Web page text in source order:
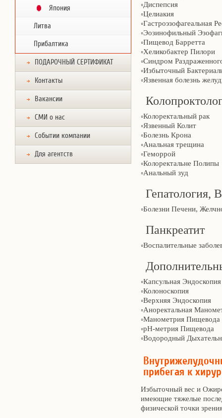
Япония
Литва
Прибалтика
ПОДАРОЧНЫЙ СЕРТИФИКАТ
Контакты
Вакансии
СМИ о нас
Событии компании
Для агентств
◦Диспепсия
◦Целиакия
◦Гастроэзофагеальная
◦Эозинофильный
◦Пищевод Барретта
◦Хеликобактер Пилори
◦Синдром
◦Избыточный
◦Язвенная болезнь
◦Колоректальный рак
◦Язвенный Колит
◦Болезнь Крона
◦Анальная трещина
◦Геморрой
◦Колоректальне Полипы
◦Анальный зуд
Гепатология,
◦Болезни Печени,
Панкреатит
◦Воспалительные
◦Капсульная Эндоскопия
◦Колоноскопия
◦Верхняя Эндоскопия
◦Аноректальная
◦Манометрия Пищевода
◦рН-метрия Пищевода
◦Водородный
прибегая к
Избыточный вес и
имеющие тяжелые
физической точки